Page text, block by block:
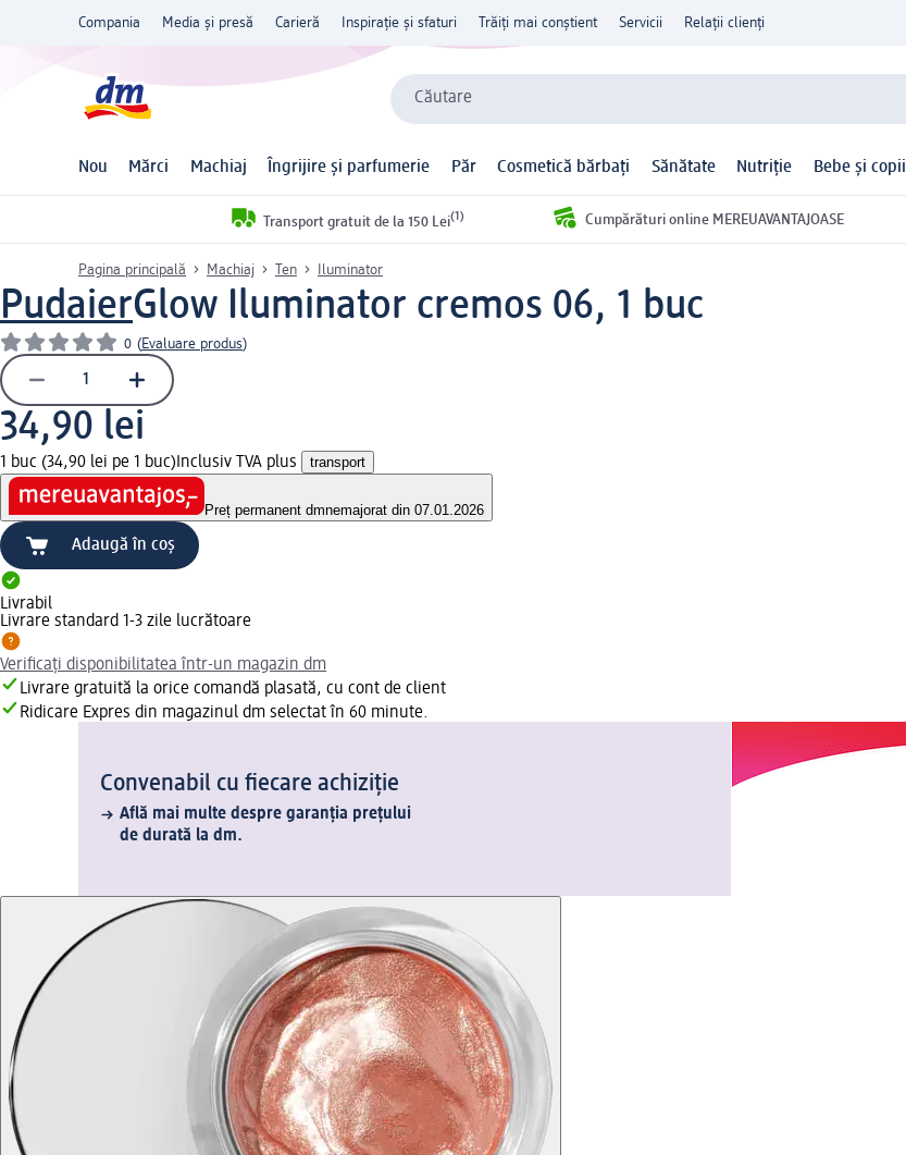
Compania Media și presă Carieră Inspirație și sfaturi Trăiți mai conștient Servicii Relații clienți
Căutare
Nou Mărci Machiaj Îngrijire și parfumerie Păr Cosmetică bărbați Sănătate Nutriție Bebe și copii
Transport gratuit de la 150 Lei(1) Cumpărături online MEREUAVANTAJOASE
Pagina principală Machiaj Ten Iluminator
PudaierGlow Iluminator cremos 06, 1 buc
0 (Evaluare produs)
34,90 lei
1 buc (34,90 lei pe 1 buc) Inclusiv TVA plus transport
Preț permanent dmnemajorat din 07.01.2026
Adaugă în coș
Livrabil
Livrare standard 1-3 zile lucrătoare
Verificați disponibilitatea într-un magazin dm
Livrare gratuită la orice comandă plasată, cu cont de client
Ridicare Expres din magazinul dm selectat în 60 minute.
Convenabil cu fiecare achiziție
Află mai multe despre garanția prețului
de durată la dm.